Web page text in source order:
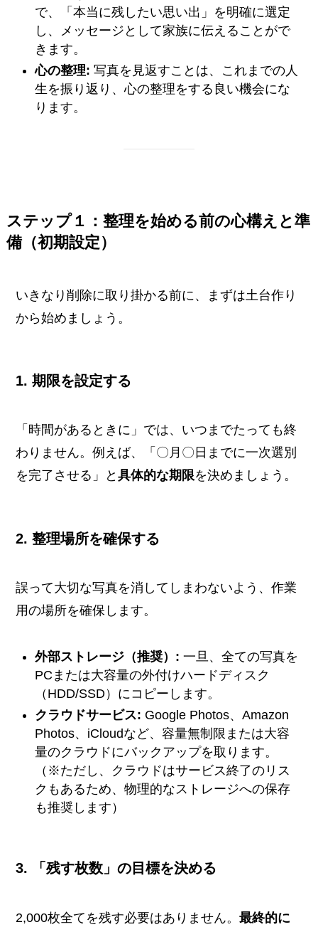
で、「本当に残したい思い出」を明確に選定
し、メッセージとして家族に伝えることがで
きます。
心の整理: 写真を見返すことは、これまでの人
生を振り返り、心の整理をする良い機会にな
ります。
ステップ１：整理を始める前の心構えと準
備（初期設定）
いきなり削除に取り掛かる前に、まずは土台作り
から始めましょう。
1. 期限を設定する
「時間があるときに」では、いつまでたっても終
わりません。例えば、「〇月〇日までに一次選別
を完了させる」と具体的な期限を決めましょう。
2. 整理場所を確保する
誤って大切な写真を消してしまわないよう、作業
用の場所を確保します。
外部ストレージ（推奨）: 一旦、全ての写真を
PCまたは大容量の外付けハードディスク
（HDD/SSD）にコピーします。
クラウドサービス: Google Photos、Amazon
Photos、iCloudなど、容量無制限または大容
量のクラウドにバックアップを取ります。
（※ただし、クラウドはサービス終了のリス
クもあるため、物理的なストレージへの保存
も推奨します）
3. 「残す枚数」の目標を決める
2,000枚全てを残す必要はありません。最終的に